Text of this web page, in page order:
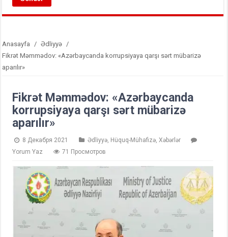
Anasayfa / Ədliyyə /
Fikrət Məmmədov: «Azərbaycanda korrupsiyaya qarşı sərt mübarizə
aparılır»
Fikrət Məmmədov: «Azərbaycanda
korrupsiyaya qarşı sərt mübarizə
aparılır»
8 Декабря 2021 Ədliyyə, Hüquq-Mühafizə,Xəbərlər
Yorum Yaz
71 Просмотров